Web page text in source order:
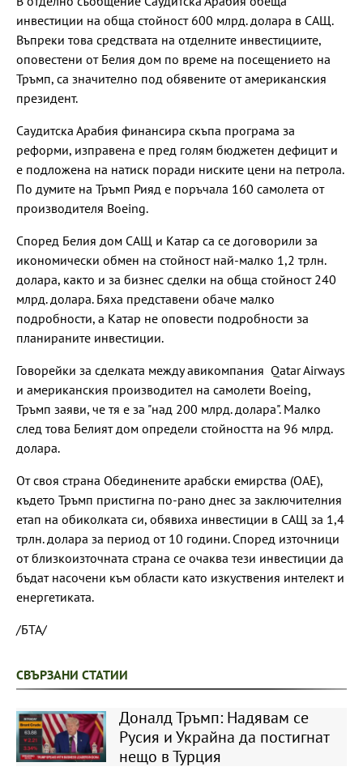
инвестиции на обща стойност 600 млрд. долара в САЩ.
Въпреки това средствата на отделните инвестициите,
оповестени от Белия дом по време на посещението на
Тръмп, са значително под обявените от американския
президент.
Саудитска Арабия финансира скъпа програма за
реформи, изправена е пред голям бюджетен дефицит и
е подложена на натиск поради ниските цени на петрола.
По думите на Тръмп Рияд е поръчала 160 самолета от
производителя Boeing.
Според Белия дом САЩ и Катар са се договорили за
икономически обмен на стойност най-малко 1,2 трлн.
долара, както и за бизнес сделки на обща стойност 240
млрд. долара. Бяха представени обаче малко
подробности, а Катар не оповести подробности за
планираните инвестиции.
Говорейки за сделката между авикомпания Qatar Airways
и американския производител на самолети Boeing,
Тръмп заяви, че тя е за "над 200 млрд. долара". Малко
след това Белият дом определи стойността на 96 млрд.
долара.
От своя страна Обединените арабски емирства (ОАЕ),
където Тръмп пристигна по-рано днес за заключителния
етап на обиколката си, обявиха инвестиции в САЩ за 1,4
трлн. долара за период от 10 години. Според източници
от близкоизточната страна се очаква тези инвестиции да
бъдат насочени към области като изкуствения интелект и
енергетиката.
/БТА/
СВЪРЗАНИ СТАТИИ
Доналд Тръмп: Надявам се
Русия и Украйна да постигнат
нещо в Турция